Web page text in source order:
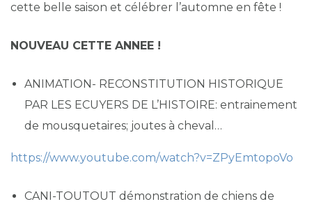
cette belle saison et célébrer l’automne en fête !
NOUVEAU CETTE ANNEE !
ANIMATION- RECONSTITUTION HISTORIQUE
PAR LES ECUYERS DE L’HISTOIRE: entrainement
de mousquetaires; joutes à cheval…
https://www.youtube.com/watch?v=ZPyEmtopoVo
CANI-TOUTOUT démonstration de chiens de